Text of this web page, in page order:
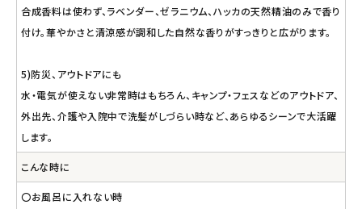
合成香料は使わず、ラベンダー、ゼラニウム、ハッカの天然精油のみで香り
付け。華やかさと清涼感が調和した自然な香りがすっきりと広がります。
5)防災、アウトドアにも
水・電気が使えない非常時はもちろん、キャンプ・フェスなどのアウトドア、
外出先、介護や入院中で洗髪がしづらい時など、あらゆるシーンで大活躍
します。
こんな時に
〇お風呂に入れない時